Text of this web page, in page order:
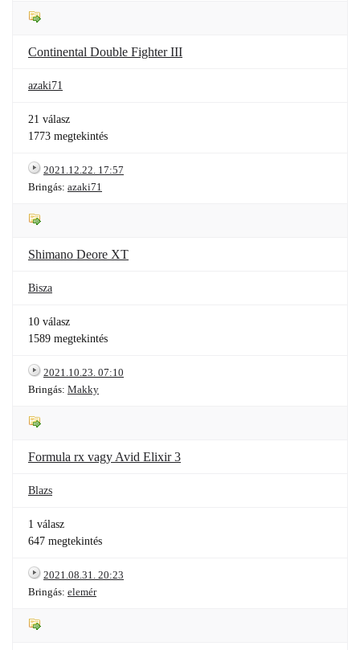
Continental Double Fighter III
azaki71
21 válasz
1773 megtekintés
2021.12.22. 17:57
Bringás: azaki71
Shimano Deore XT
Bisza
10 válasz
1589 megtekintés
2021.10.23. 07:10
Bringás: Makky
Formula rx vagy Avid Elixir 3
Blazs
1 válasz
647 megtekintés
2021.08.31. 20:23
Bringás: elemér